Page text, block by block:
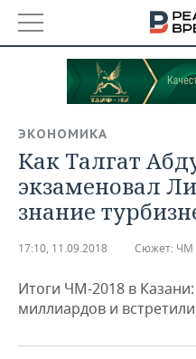
РЕГИОНЫ
БАШКОРТОСТАН
УДМУРТИЯ
НОВОСТИ
НОВОСТИ АНАЛИТИКИ
ДЕКЛАРАЦИИ О
ВУЗЫ ТАТАРСТАНА
ЭКОНОМИКА
НОВОСТИ ЭКОНОМИКИ
БАНКИ
ПРОМЫШЛЕННОСТИ
НОВОСТИ
АВТО
ЭКОНОМИКА
Как Талгат
экзаменовал
знание
17:10, 11.09.2018 Сюжет: ЧМ
Итоги ЧМ-2018 в Казани:
миллиардов и